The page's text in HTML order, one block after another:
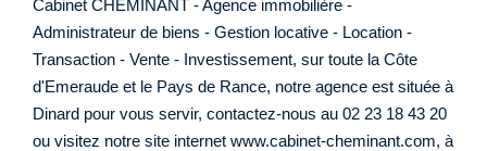
Cabinet CHEMINANT - Agence immobilière -
Administrateur de biens - Gestion locative - Location -
Transaction - Vente - Investissement, sur toute la Côte
d'Emeraude et le Pays de Rance, notre agence est située à
Dinard pour vous servir, contactez-nous au 02 23 18 43 20
ou visitez notre site internet www.cabinet-cheminant.com, à